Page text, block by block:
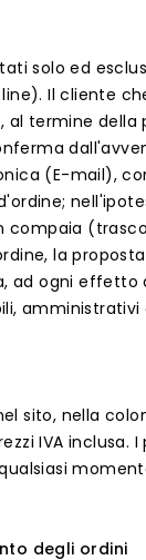
solo ed
Il cliente
al termine della
(E-mail),
compaia
la
ad ogni effetto
amministrativi
sito, nella
IVA inclusa. I
degli ordini